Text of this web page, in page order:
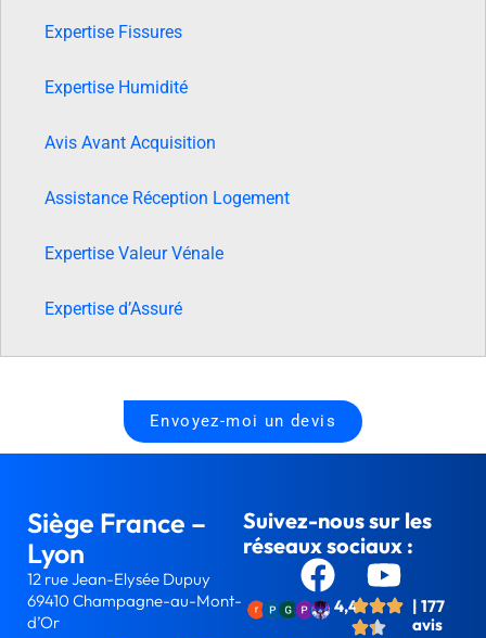
Expertise Fissures
Expertise Humidité
Avis Avant Acquisition
Assistance Réception Logement
Expertise Valeur Vénale
Expertise d’Assuré
Envoyez-moi un devis
Siège France –
Lyon
12 rue Jean-Elysée Dupuy
69410 Champagne-au-Mont-
d’Or
Suivez-nous sur les
réseaux sociaux :
4,4
| 177
avis